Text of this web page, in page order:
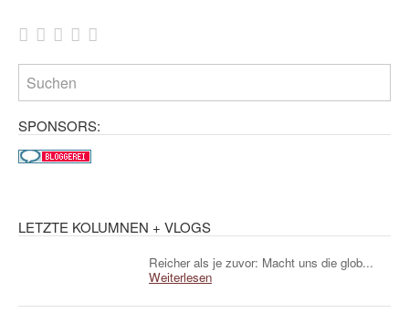
SPONSORS:
LETZTE KOLUMNEN + VLOGS
Reicher als je zuvor: Macht uns die glob...
Weiterlesen